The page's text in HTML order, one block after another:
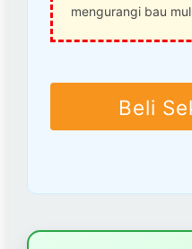
mengurangi bau
Beli